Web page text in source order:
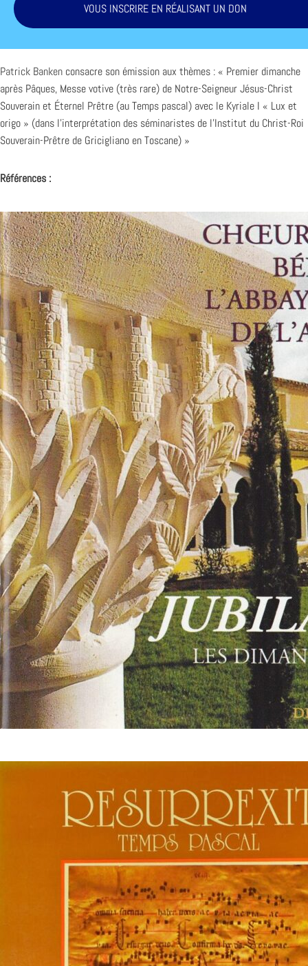
VOUS INSCRIRE EN RÉALISANT UN DON
Patrick Banken consacre son émission aux thèmes : « Premier dimanche
après Pâques, Messe votive (très rare) de Notre-Seigneur Jésus-Christ
Souverain et Éternel Prêtre (au Temps pascal) avec le Kyriale I « Lux et
origo » (dans l’interprétation des séminaristes de l’Institut du Christ-Roi
Souverain-Prêtre de Gricigliano en Toscane) »
Références :